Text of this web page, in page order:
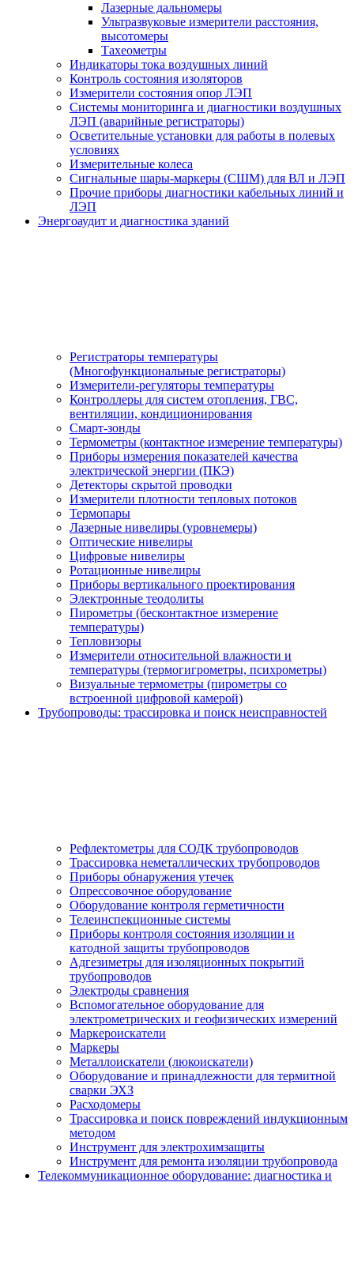
Лазерные дальномеры
Ультразвуковые измерители расстояния,
высотомеры
Тахеометры
Индикаторы тока воздушных линий
Контроль состояния изоляторов
Измерители состояния опор ЛЭП
Системы мониторинга и диагностики воздушных
ЛЭП (аварийные регистраторы)
Осветительные установки для работы в полевых
условиях
Измерительные колеса
Сигнальные шары-маркеры (СШМ) для ВЛ и ЛЭП
Прочие приборы диагностики кабельных линий и
ЛЭП
Энергоаудит и диагностика зданий
Регистраторы температуры
(Многофункциональные регистраторы)
Измерители-регуляторы температуры
Контроллеры для систем отопления, ГВС,
вентиляции, кондиционирования
Смарт-зонды
Термометры (контактное измерение температуры)
Приборы измерения показателей качества
электрической энергии (ПКЭ)
Детекторы скрытой проводки
Измерители плотности тепловых потоков
Термопары
Лазерные нивелиры (уровнемеры)
Оптические нивелиры
Цифровые нивелиры
Ротационные нивелиры
Приборы вертикального проектирования
Электронные теодолиты
Пирометры (бесконтактное измерение
температуры)
Тепловизоры
Измерители относительной влажности и
температуры (термогигрометры, психрометры)
Визуальные термометры (пирометры со
встроенной цифровой камерой)
Трубопроводы: трассировка и поиск неисправностей
Рефлектометры для СОДК трубопроводов
Трассировка неметаллических трубопроводов
Приборы обнаружения утечек
Опрессовочное оборудование
Оборудование контроля герметичности
Телеинспекционные системы
Приборы контроля состояния изоляции и
катодной защиты трубопроводов
Адгезиметры для изоляционных покрытий
трубопроводов
Электроды сравнения
Вспомогательное оборудование для
электрометрических и геофизических измерений
Маркероискатели
Маркеры
Металлоискатели (люкоискатели)
Оборудование и принадлежности для термитной
сварки ЭХЗ
Расходомеры
Трассировка и поиск повреждений индукционным
методом
Инструмент для электрохимзащиты
Инструмент для ремонта изоляции трубопровода
Телекоммуникационное оборудование: диагностика и